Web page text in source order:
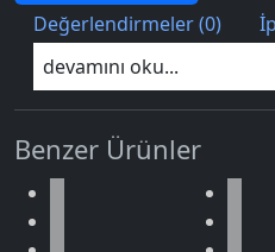
Değerlendirmeler (0)
devamını oku...
Benzer Ürünler